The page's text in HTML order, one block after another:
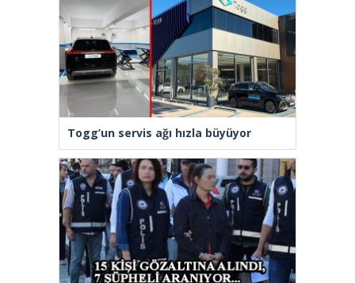
Togg’un servis ağı hızla büyüyor